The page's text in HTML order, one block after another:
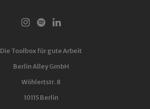
Die Toolbox für gute Arbeit
Berlin Alley GmbH
Wöhlertstr. 8
10115 Berlin